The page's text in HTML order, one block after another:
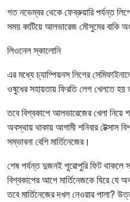
গত নভেম্বর থেকে ফেব্রুয়ারি পর্যন্ত
সময় কাটিয়ে আলভারেজ মৌসুমের বাকি
লিওনেল স্কালোনি
এর মধ্যে চ্যাম্পিয়নস লিগের
ওষুধের সহায়তায় ফিরতি লেগ খেলতে হয়
তবে বিশ্বকাপে আলভারেজের খেলা
অবস্থায় থাকায় আগামী শনিবার টেক্সাস
সম্ভাবনা বেশি মার্তিনেজের।
শেষ পর্যন্ত দুজনই পুরোপুরি ফিট থাকলে
বিশ্বকাপের আগে মার্তিনেজকে ঘিরে যে
তবে মার্তিনেজের দখল নেওয়ার পালা?